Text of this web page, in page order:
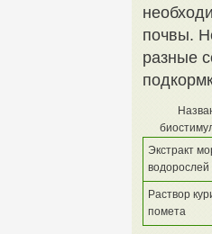
почвы.
разные
Экстракт
водорослей
Раствор
помета